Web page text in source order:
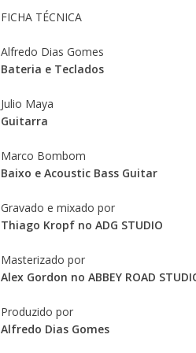
FICHA TÉCNICA
Alfredo Dias Gomes
Bateria e Teclados
Julio Maya
Guitarra
Marco Bombom
Baixo e Acoustic Bass Guitar
Gravado e mixado por
Thiago Kropf no ADG STUDIO
Masterizado por
Alex Gordon no ABBEY ROAD
Produzido por
Alfredo Dias Gomes